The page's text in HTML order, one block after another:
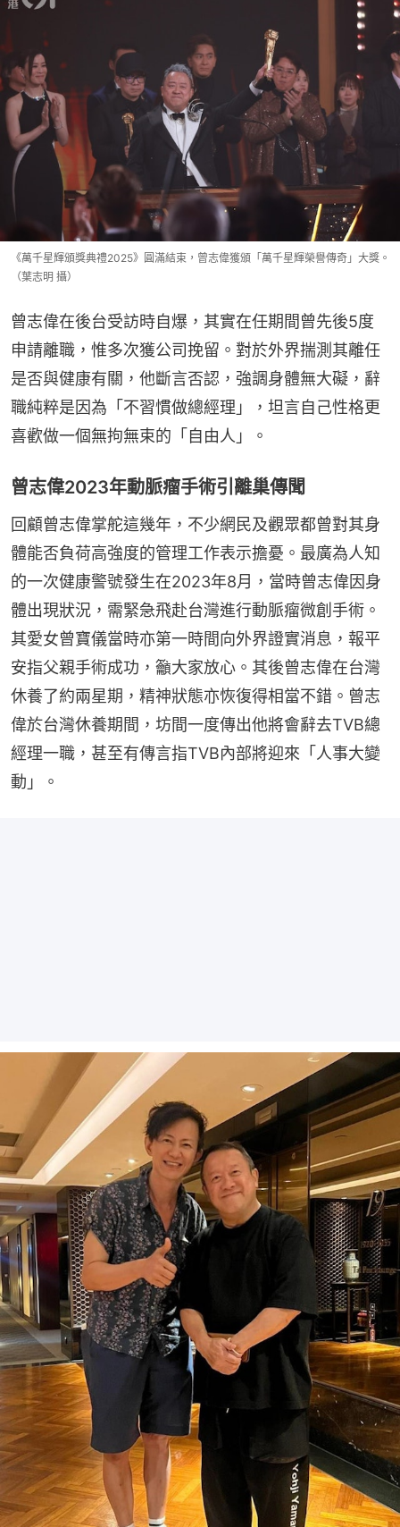
《萬千星輝頒獎典禮2025》圓滿結束，曾志偉獲頒「萬千星輝榮譽傳奇」大獎。
（葉志明 攝）
曾志偉在後台受訪時自爆，其實在任期間曾先後5度
申請離職，惟多次獲公司挽留。對於外界揣測其離任
是否與健康有關，他斷言否認，強調身體無大礙，辭
職純粹是因為「不習慣做總經理」，坦言自己性格更
喜歡做一個無拘無束的「自由人」。
曾志偉2023年動脈瘤手術引離巢傳聞
回顧曾志偉掌舵這幾年，不少網民及觀眾都曾對其身
體能否負荷高強度的管理工作表示擔憂。最廣為人知
的一次健康警號發生在2023年8月，當時曾志偉因身
體出現狀況，需緊急飛赴台灣進行動脈瘤微創手術。
其愛女曾寶儀當時亦第一時間向外界證實消息，報平
安指父親手術成功，籲大家放心。其後曾志偉在台灣
休養了約兩星期，精神狀態亦恢復得相當不錯。曾志
偉於台灣休養期間，坊間一度傳出他將會辭去TVB總
經理一職，甚至有傳言指TVB內部將迎來「人事大變
動」。